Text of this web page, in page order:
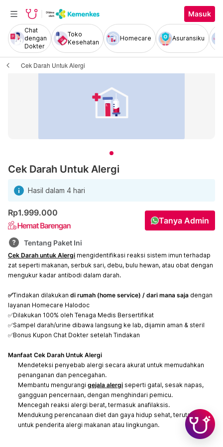
Masuk
Chat
dengan
Dokter
Toko
Kesehatan
Homecare Asuransiku
Cek Darah Untuk Alergi
Cek Darah Untuk Alergi
Hasil dalam 4 hari
Rp1.999.000
Tanya Admin
Tentang Paket Ini
Cek Darah untuk Alergi mengidentifikasi reaksi sistem imun terhadap
zat seperti makanan, serbuk sari, debu, bulu hewan, atau obat dengan
mengukur kadar antibodi dalam darah.
✅Tindakan dilakukan di rumah (home service) / dari mana saja dengan
layanan Homecare Halodoc
✅Dilakukan 100% oleh Tenaga Medis Bersertifikat
✅Sampel darah/urine dibawa langsung ke lab, dijamin aman & steril
✅Bonus Kupon Chat Dokter setelah Tindakan
Manfaat Cek Darah Untuk Alergi
Mendeteksi penyebab alergi secara akurat untuk memudahkan
penanganan dan pencegahan.
Membantu mengurangi gejala alergi seperti gatal, sesak napas,
gangguan pencernaan, dengan menghindari pemicu.
Mencegah reaksi alergi berat, termasuk anafilaksis.
Mendukung perencanaan diet dan gaya hidup sehat, terutama
untuk penderita alergi makanan atau lingkungan.